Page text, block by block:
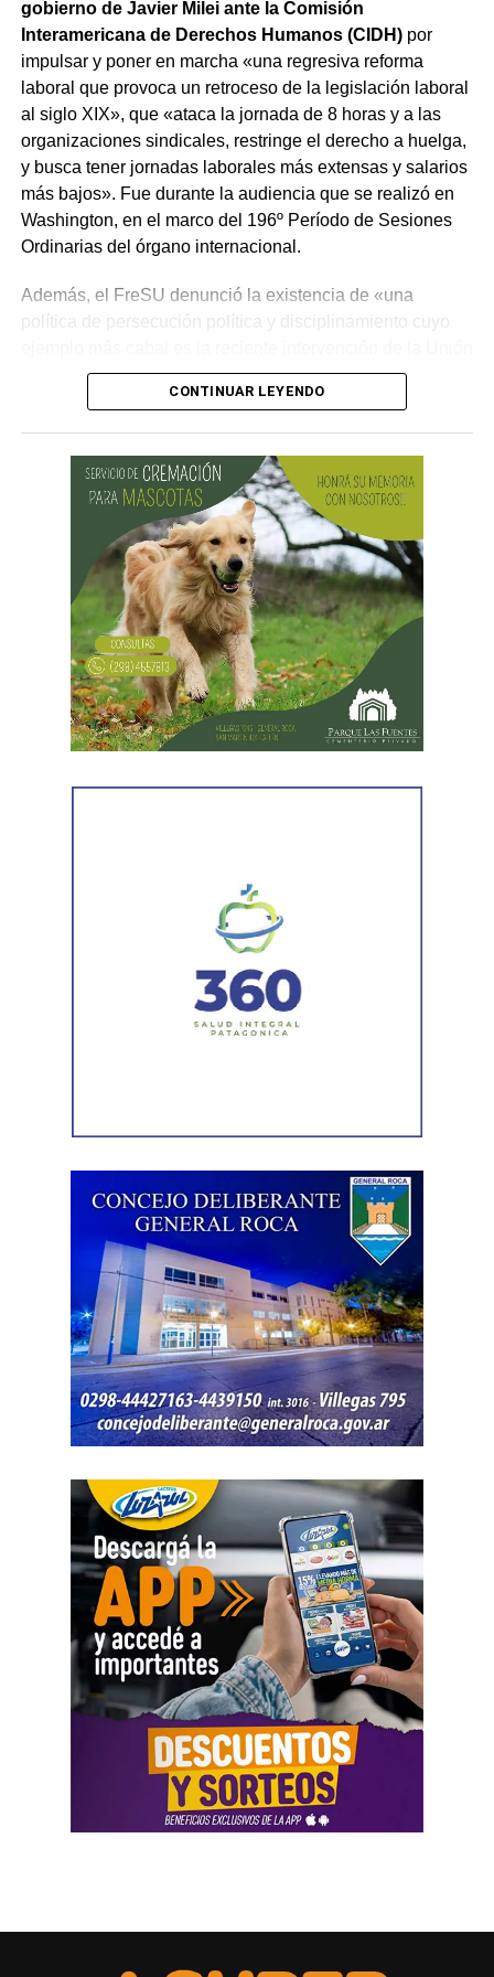
gobierno de Javier Milei ante la Comisión
Interamericana de Derechos Humanos (CIDH)por
impulsar y poner en marcha «una regresiva reforma
laboral que provoca un retroceso de la legislación laboral
al siglo XIX», que «ataca la jornada de 8 horas y a las
organizaciones sindicales, restringe el derecho a huelga,
y busca tener jornadas laborales más extensas y salarios
más bajos». Fue durante la audiencia que se realizó en
Washington, en el marco del 196º Período de Sesiones
Ordinarias del órgano internacional.
Además, el FreSU denunció la existencia de «una
política de persecución política y disciplinamiento cuyo
Obrera Metalúrgica (UOM) y la persecución mediática,
gremial, jurídica y personal» desplegada por funcionarios
(APLA), Pablo Biró.
«El espíritu de esta reforma es beneficiar sólo a los
empresarios y aumentar sus márgenes de rentabilidad a
partir de una mayor explotación. Jornadas más extensas
y salarios más bajos», dijo el secretario general de ATE,
Rodolfo Aguiar, al iniciar la exposición por parte del
FreSU, que solicitó la audiencia junto con el Centro de
Estudios Legales y Sociales (CELS) y el Sindicato de
Prensa de Buenos Aires (SiPreBA). Participaron también
representantes de la Asociación de Abogados
Laboralistas, Mariana Amartino y Matías Cremonte, y el
Trabajo (ANJUT), Juan Orsini.
muerta. Con esta reforma, estamos frente a un régimen de
compraventa de la fuerza de trabajo. En la Argentina,
enfrentamos un ataque al Estado de Derecho, a la
democracia, a la Constitución Nacional y al sistema
interamericano de derechos humanos. Por eso es que
esta comisión debe actuar».
vida, como las tarifas de transporte, telefonía celular,
internet, luz y gas. Todo eso produjo una caída del salario
que tiene un impacto directo e indirecto sobre las
«Estamos viviendo una brutal disputa por el tiempo.
Mientras la reforma laboral ataca una de las conquistas
fundacionales como la jornada de 8 horas, instalando un
banco de horas flexible, que borra los límites entre lo
personal y lo laboral, debemos recurrir a varios empleos
para poder sostener la vida», dijo Chevalier y subrayó
asimétrica sobre las mujeres, provoca una crisis sobre los
cuidados y desorganiza los hogares».
Al abordar la persecución política a sindicalistas y
sindicatos, Biró sostuvo que «el Estado me ha iniciado
una persecución mediática, gremial, jurídica y personal
por ser el secretario general de la Asociación de Pilotos.
Se trata de una campaña abierta y pública de difamación
llevada adelante por funcionarios del gobierno, utilizando
la aplicación Mi Argentina o las carteleras de las
estaciones terminales. Usaron todos los recursos del
Estado. Me imputaron delitos penales, me hicieron saber
que perseguían a mi familia, a mi mujer y a mis hijas, y
tuve que presentar un habeas corpus preventivo».
sindicales como las que hicieron a los compañeros de La
CONTINUAR LEYENDO